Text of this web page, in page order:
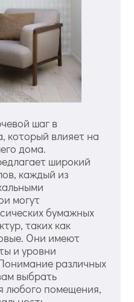
шаг в
который влияет на
дома.
широкий
каждый из
могут
бумажных
таких как
Они имеют
и уровни
различных
выбрать
любого помещения,